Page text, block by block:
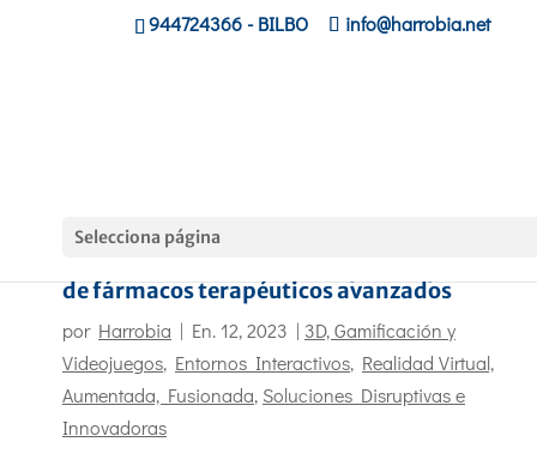
944724366- BILBO info@harrobia.net
Selecciona página
de fármacos terapéuticos avanzados
por Harrobia | En. 12, 2023 | 3D, Gamificación y
Videojuegos, Entornos Interactivos, Realidad Virtual,
Aumentada, Fusionada, Soluciones Disruptivas e
Innovadoras